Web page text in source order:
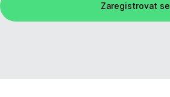
Zaregistrovat se